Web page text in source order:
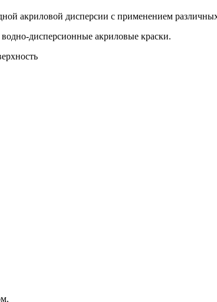
акриловой дисперсии с применением
водно-дисперсионные акриловые краски.